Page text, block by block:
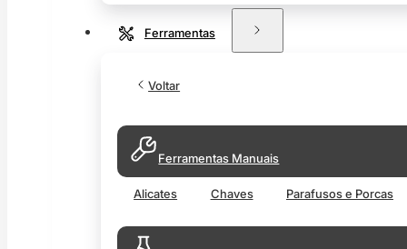
Ferramentas
Voltar
Ferramentas Manuais
Alicates Chaves Parafusos e Porcas